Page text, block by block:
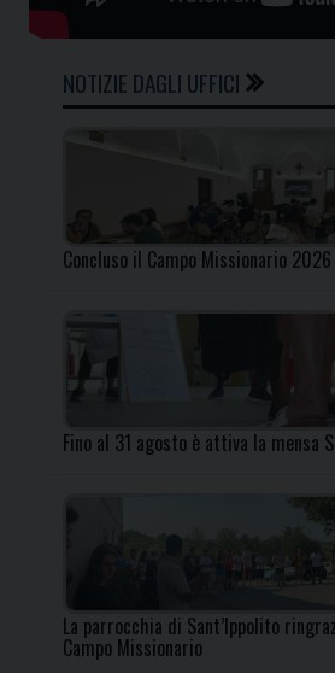
NOTIZIE DAGLI UFFICI
Concluso il Campo Missionario 2026
Fino al 31 agosto è attiva la mensa
La parrocchia di Sant’Ippolito
Campo Missionario